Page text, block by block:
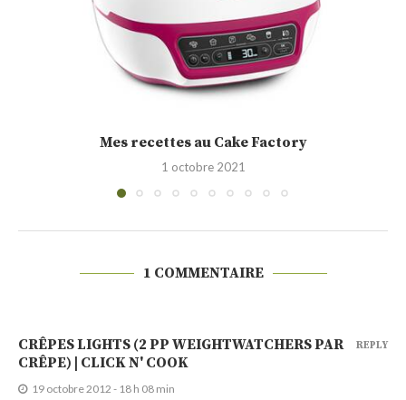
Cakounet (Philippe Conticini)
28 septembre 2021
1 COMMENTAIRE
CRÊPES LIGHTS (2 PP WEIGHTWATCHERS PAR
CRÊPE) | CLICK N' COOK
19 octobre 2012 - 18 h 08 min
REPLY